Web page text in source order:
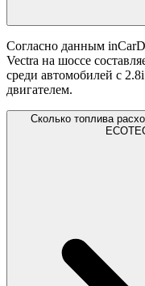
Согласно данным
Vectra на шоссе
среди автомобилей с
двигателем.
Сколько топлива